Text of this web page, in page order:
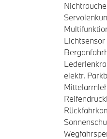
Lichtsensor
elektr.